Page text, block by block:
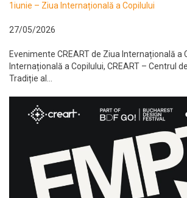
1iunie – Ziua Internațională a Copilului
27/05/2026
Evenimente CREART de Ziua Internațională a
Internațională a Copilului, CREART – Centrul
Tradiție al...